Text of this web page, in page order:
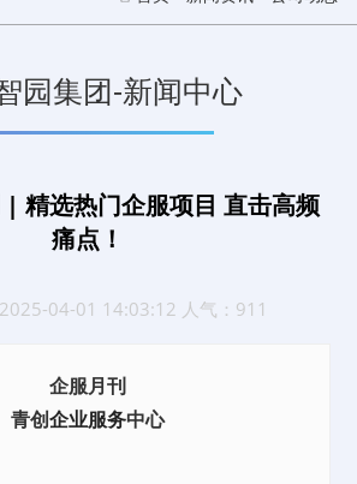
园集团-新闻中心
精选热门企服项目 直击高频
痛点！
04-01 14:03:12 人气：911
企服月刊
青创企业服务中心